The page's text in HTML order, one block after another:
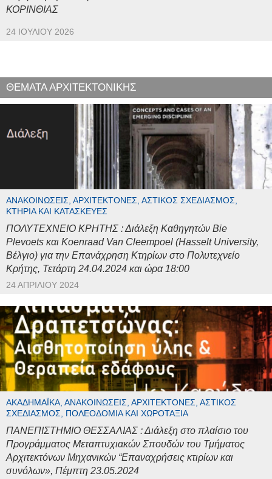
ΚΟΡΙΝΘΙΑΣ
24 ΙΟΥΛΊΟΥ 2026
ΘΕΜΑΤΑ ΑΡΧΙΤΕΚΤΟΝΙΚΗΣ
ΑΝΑΚΟΙΝΏΣΕΙΣ, ΑΡΧΙΤΈΚΤΟΝΕΣ, ΑΣΤΙΚΌΣ ΣΧΕΔΙΑΣΜΌΣ,
ΚΤΉΡΙΑ ΚΑΙ ΚΑΤΑΣΚΕΥΈΣ
ΠΟΛΥΤΕΧΝΕΙΟ ΚΡΗΤΗΣ : Διάλεξη Καθηγητών Bie
Plevoets και Koenraad Van Cleempoel (Hasselt University,
Βέλγιο) για την Επανάχρηση Κτηρίων στο Πολυτεχνείο
Κρήτης, Τετάρτη 24.04.2024 και ώρα 18:00
24 ΑΠΡΙΛΊΟΥ 2024
ΑΚΑΔΗΜΑΪΚΆ, ΑΝΑΚΟΙΝΏΣΕΙΣ, ΑΡΧΙΤΈΚΤΟΝΕΣ, ΑΣΤΙΚΌΣ
ΣΧΕΔΙΑΣΜΌΣ, ΠΟΛΕΟΔΟΜΊΑ ΚΑΙ ΧΩΡΟΤΑΞΊΑ
ΠΑΝΕΠΙΣΤΗΜΙΟ ΘΕΣΣΑΛΙΑΣ : Διάλεξη στο πλαίσιο του
Προγράμματος Μεταπτυχιακών Σπουδών του Τμήματος
Αρχιτεκτόνων Μηχανικών “Επαναχρήσεις κτιρίων και
συνόλων», Πέμπτη 23.05.2024